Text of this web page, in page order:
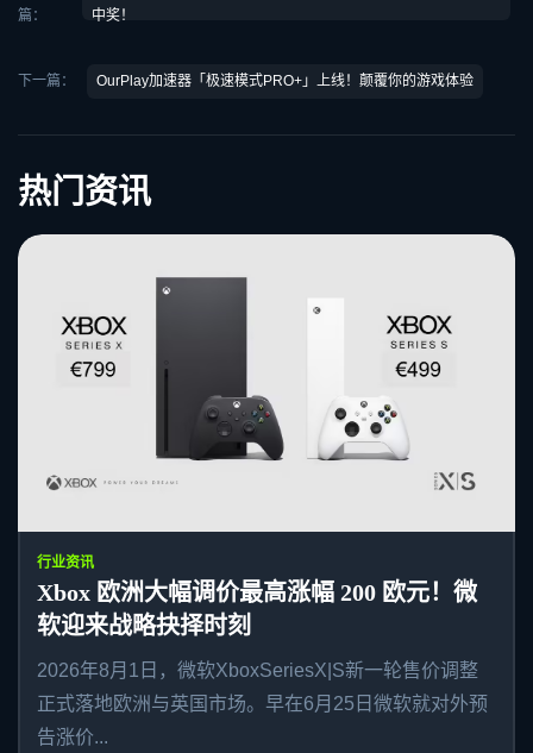
篇：
中奖！
下一篇： OurPlay加速器「极速模式PRO+」上线！颠覆你的游戏体验
热门资讯
行业资讯
Xbox 欧洲大幅调价最高涨幅 200 欧元！微
软迎来战略抉择时刻
2026年8月1日，微软XboxSeriesX|S新一轮售价调整
正式落地欧洲与英国市场。早在6月25日微软就对外预
告涨价...